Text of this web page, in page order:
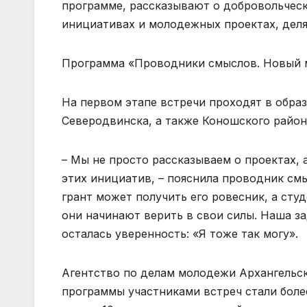
программе, рассказывают о
инициативах и молодежных проектах,
Программа «Проводники смыслов. Новый
На первом этапе встречи проходят в
Северодвинска, а также Коношского
– Мы не просто рассказываем о проектах,
этих инициатив, – пояснила проводник
грант может получить его ровесник, а
они начинают верить в свои силы. Наша
осталась уверенность: «Я тоже так могу».
Агентство по делам молодежи
программы участниками встреч стали